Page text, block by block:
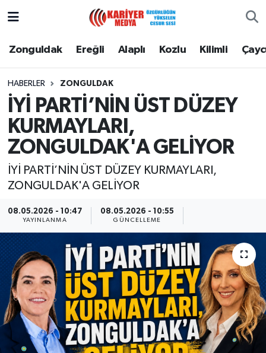
Zonguldak Ereğli Alaplı Kozlu Kilimli
HABERLER ZONGULDAK
İYİ PARTİ’NİN ÜST DÜZEY
KURMAYLARI,
ZONGULDAK'A GELİYOR
İYİ PARTİ’NİN ÜST DÜZEY KURMAYLARI,
ZONGULDAK'A GELİYOR
08.05.2026 - 10:47
YAYINLANMA
08.05.2026 - 10:55
GÜNCELLEME
Zonguldak
Alaplı
Kozlu
Kilimli
Devrek
Özel
Mesaj
Dergim
Zonguldak Nöbetçi Eczaneler
Zonguldak Namaz Vakitleri
Zonguldak Trafik Yoğunluk Haritası
Puan Durumu ve Fikstür
Son Dakika Haberleri
Haber Arşivi